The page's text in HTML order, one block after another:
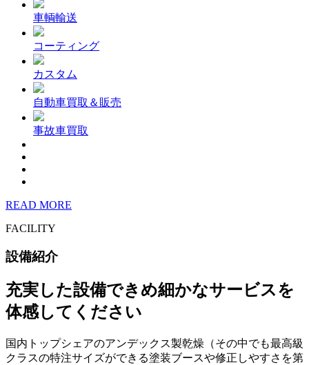
車輌輸送
コーティング
カスタム
自動車買取＆販売
事故車買取
READ MORE
FACILITY
設備紹介
充実した設備できめ細かなサービスを
体感してください
国内トップシェアのアンデックス製乾燥（その中でも最高級
クラスの特注サイズができる塗装ブースや修正しやすさを第